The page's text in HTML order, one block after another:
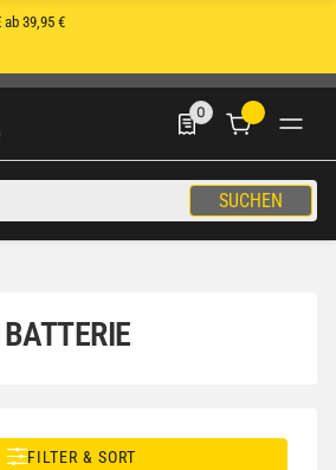
ab 39,95 €
SUCHEN
0
0 Produkte in der
FILTER & SORT